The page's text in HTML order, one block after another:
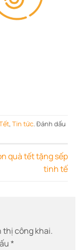
, Tin tức. Đánh dấu
quà tết tặng sếp
tinh tế
thị công khai.
*